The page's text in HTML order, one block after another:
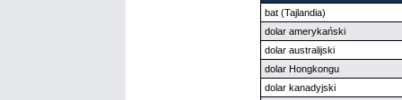
bat (Tajlandia)
dolar amerykański
dolar australijski
dolar Hongkongu
dolar kanadyjski